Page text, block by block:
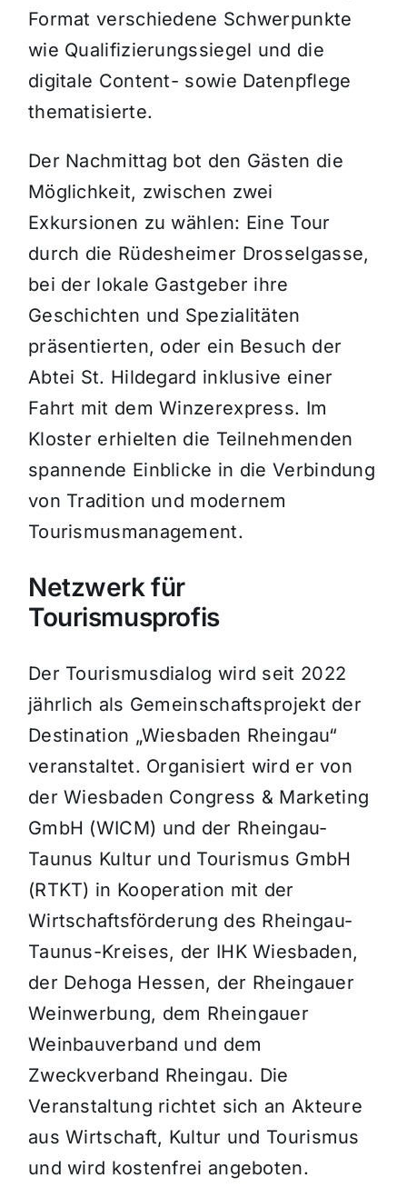
Format verschiedene Schwerpunkte
wie Qualifizierungssiegel und die
digitale Content- sowie Datenpflege
thematisierte.
Der Nachmittag bot den Gästen die
Möglichkeit, zwischen zwei
Exkursionen zu wählen: Eine Tour
durch die Rüdesheimer Drosselgasse,
bei der lokale Gastgeber ihre
Geschichten und Spezialitäten
präsentierten, oder ein Besuch der
Abtei St. Hildegard inklusive einer
Fahrt mit dem Winzerexpress. Im
Kloster erhielten die Teilnehmenden
spannende Einblicke in die Verbindung
von Tradition und modernem
Tourismusmanagement.
Netzwerk für
Tourismusprofis
Der Tourismusdialog wird seit 2022
jährlich als Gemeinschaftsprojekt der
Destination „Wiesbaden Rheingau“
veranstaltet. Organisiert wird er von
der Wiesbaden Congress & Marketing
GmbH (WICM) und der Rheingau-
Taunus Kultur und Tourismus GmbH
(RTKT) in Kooperation mit der
Wirtschaftsförderung des Rheingau-
Taunus-Kreises, der IHK Wiesbaden,
der Dehoga Hessen, der Rheingauer
Weinwerbung, dem Rheingauer
Weinbauverband und dem
Zweckverband Rheingau. Die
Veranstaltung richtet sich an Akteure
aus Wirtschaft, Kultur und Tourismus
und wird kostenfrei angeboten.